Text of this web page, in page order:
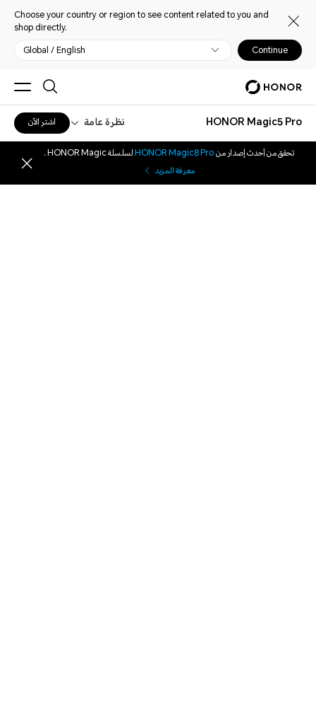
Choose your country or region to see content related to you and
shop directly.
Global / English Continue
HONOR Magic5 Pro نظرة عامة اشترِ الآن
تحقق من أحدث إصدار منHONOR Magic8 Proلسلسلة HONOR Magic .
معرفة المزيد